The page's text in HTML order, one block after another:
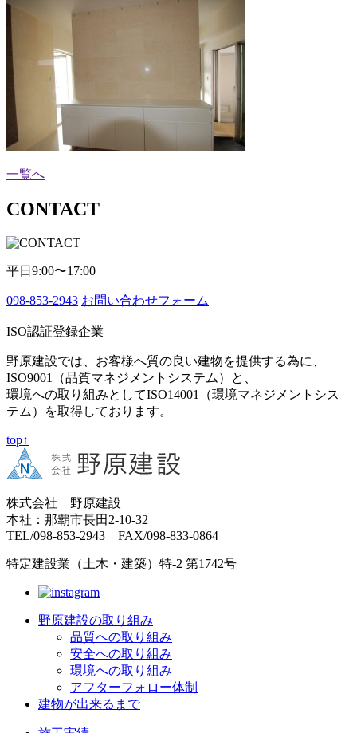
一覧へ
CONTACT
平日9:00〜17:00
098-853-2943 お問い合わせフォーム
ISO認証登録企業
野原建設では、お客様へ質の良い建物を提供する為に、
ISO9001（品質マネジメントシステム）と、
環境への取り組みとしてISO14001（環境マネジメントシス
テム）を取得しております。
top↑
株式会社 野原建設
本社：那覇市長田2-10-32
TEL/098-853-2943 FAX/098-833-0864
特定建設業（土木・建築）特-2 第1742号
野原建設の取り組み
品質への取り組み
安全への取り組み
環境への取り組み
アフターフォロー体制
建物が出来るまで